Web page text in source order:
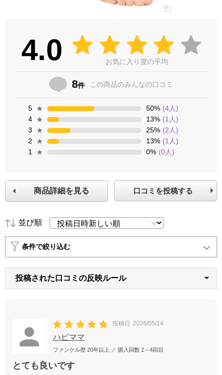
4.0 お気に入り度の平均
8件 この商品のみんなの口コミ
5 50% (4人)
4
13% (1人)
3
25% (2人)
2
13% (1人)
1
0% (0人)
口コミを投稿する
商品詳細を見る
並び順
条件で絞り込む
投稿された口コミの反映ルール
投稿日 2026/05/14
ハピママ
ファンケル歴 20年以上 ／ 購入回数 2～4回目
とても良いです